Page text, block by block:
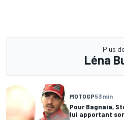
Plus
Léna
MOTOGP53 min
Pour Bagnaia,
lui apportant